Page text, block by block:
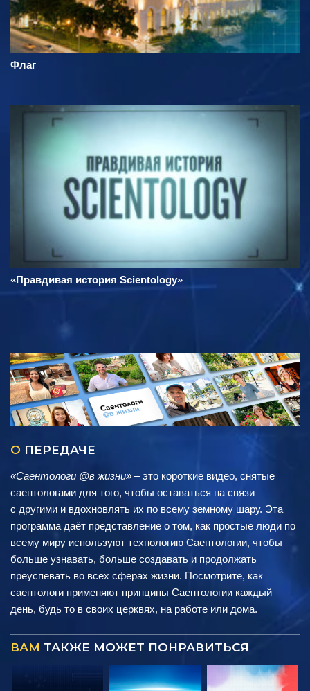
Флаг
«Правдивая история Scientology»
О ПЕРЕДАЧЕ
«Саентологи @в жизни» – это короткие видео, снятые
саентологами для того, чтобы оставаться на связи
с другими и вдохновлять их по всему земному шару. Эта
программа даёт представление о том, как простые люди по
всему миру используют технологию Саентологии, чтобы
больше узнавать, больше создавать и продолжать
преуспевать во всех сферах жизни. Посмотрите, как
саентологи применяют принципы Саентологии каждый
день, будь то в своих церквях, на работе или дома.
ВАМ ТАКЖЕ МОЖЕТ ПОНРАВИТЬСЯ